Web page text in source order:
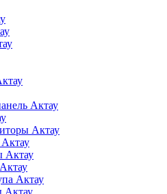
Актау
Актау
Актау
Актау